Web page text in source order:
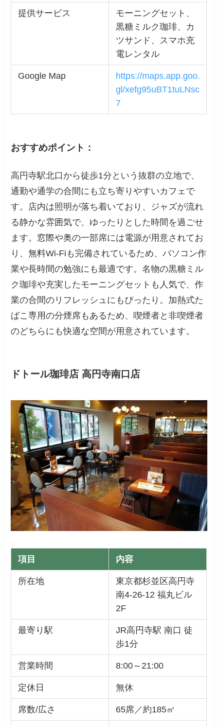
提供サービス
モーニングセット、
黒糖ミルク珈琲、カ
ツサンド、スマホ充
電レンタル
Google Map
https://maps.app.goo.
gl/xefg95uBT1tuLNsc
7
おすすめポイント：
高円寺駅北口から徒歩1分という抜群の立地で、
通勤や通学の合間にも立ち寄りやすいカフェで
す。店内は照明が落ち着いており、ジャズが流れ
る静かな雰囲気で、ゆったりとした時間を過ごせ
ます。窓際や奥の一部席には電源が用意されてお
り、無料Wi-Fiも完備されているため、パソコン作
業や長時間の勉強にも最適です。名物の黒糖ミル
ク珈琲や充実したモーニングセットも人気で、作
業の合間のリフレッシュにもぴったり。加熱式た
ばこ専用の分煙席もあるため、喫煙者と非喫煙者
のどちらにも快適な空間が用意されています。
ドトール珈琲店 高円寺南口店
項目 内容
所在地
東京都杉並区高円寺
南4-26-12 福丸ビル
2F
最寄り駅
JR高円寺駅 南口 徒
歩1分
営業時間 8:00～21:00
定休日 無休
席数/広さ 65席／約185㎡